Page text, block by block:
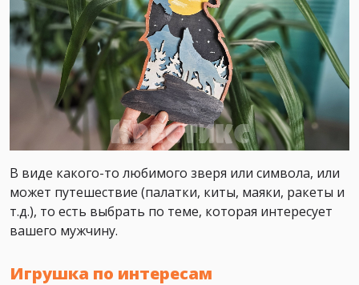
В виде какого-то любимого зверя или символа, или
может путешествие (палатки, киты, маяки, ракеты и
т.д.), то есть выбрать по теме, которая интересует
вашего мужчину.
Игрушка по интересам